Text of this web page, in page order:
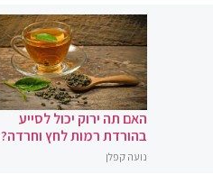
האם תה ירוק יכול לסייע
בהורדת רמות לחץ וחרדה?
נועה קפלן